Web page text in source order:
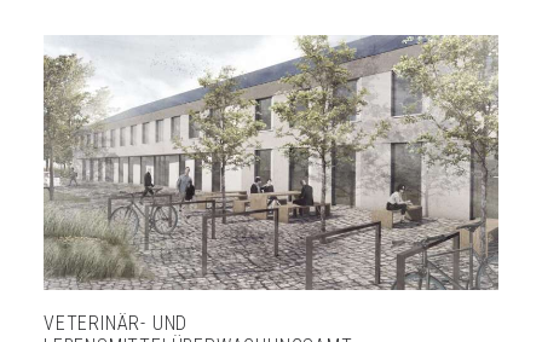
VETERINÄR- UND